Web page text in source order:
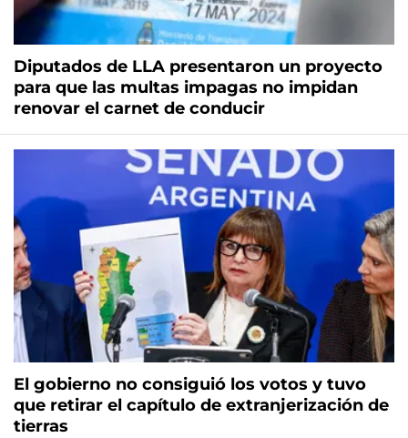
Diputados de LLA presentaron un proyecto
para que las multas impagas no impidan
renovar el carnet de conducir
El gobierno no consiguió los votos y tuvo
que retirar el capítulo de extranjerización de
tierras